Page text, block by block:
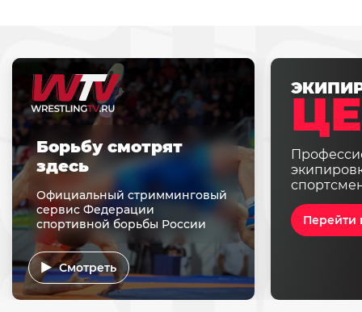
Перейти
Борьбу смотрят
здесь
Официальный стримминговый
сервис Федерации
спортивной борьбы России
Смотреть